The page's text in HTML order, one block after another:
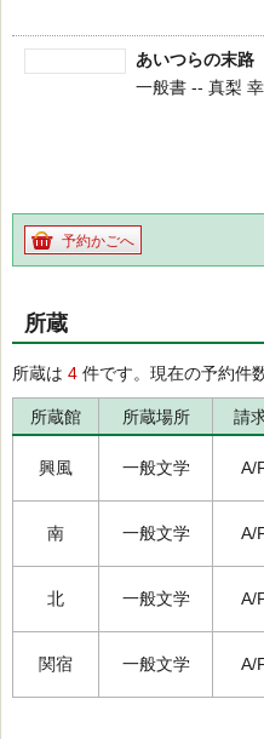
あいつらの末路
一般書 -- 真梨
予約かごへ
所蔵
所蔵は 4 件です。現在の予約件
所蔵館 所蔵場所 請
興風 一般文学 A/
南 一般文学 A/
北 一般文学 A/
関宿 一般文学 A/